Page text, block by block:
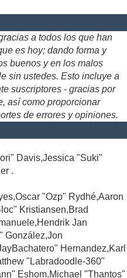
a todos los que han
es hoy; dando forma y
buenos y en los malos
sin ustedes. Esto incluye a
suscriptores - gracias por
así como proporcionar
de errores y opiniones.
Davis,Jessica "Suki"
.
"Ozp" Rydhé,Aaron
Kristiansen,Brad
Jan
González,Jon
Hernandez,Karl
"Labradoodle-360"
Eshom,Michael "Thantos"